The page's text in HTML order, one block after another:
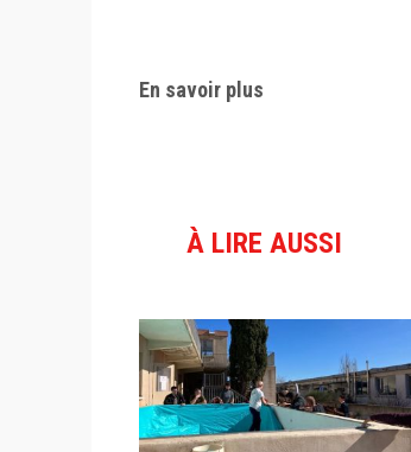
En savoir plus
À LIRE AUSSI